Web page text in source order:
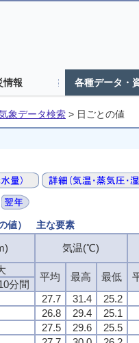
情報 各種データ・
象データ検索 > 日ごとの値
値） 主な要素
気温(℃)
平均 最高 最低
分間
27.7 31.4
25.2
26.8 29.4
25.1
27.5 29.6
25.5
気温(℃)
平均 最高 最低
分間
27.7 31.4
25.2
26.8 29.4
25.1
27.5 29.6
25.5
気温(℃)
平均 最高 最低
分間
27.7 31.4
25.2
26.8 29.4
25.1
27.5 29.6
25.5
気温(℃)
平均 最高 最低
分間
27.7 31.4
25.2
26.8 29.4
25.1
27.5 29.6
25.5